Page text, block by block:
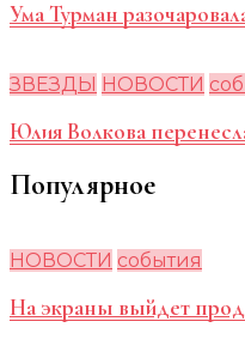
Ума Турман
ЗВЕЗДЫ НОВОСТИ
Юлия Волкова
Популярное
НОВОСТИ события
На экраны выйдет